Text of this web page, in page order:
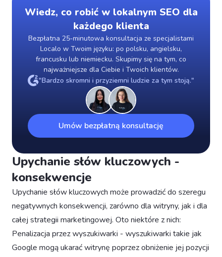
Wiedz, co robić w lokalnym SEO dla
każdego klienta
Bezpłatna 25-minutowa konsultacja ze specjalistami
Localo w Twoim języku: po polsku, angielsku,
francusku lub niemiecku. Skupimy się na tym, co
najważniejsze dla Ciebie i Twoich klientów.
"Bardzo skromni i przyziemni ludzie za tym stoją."
Umów bezpłatną konsultację
Upychanie słów kluczowych -
konsekwencje
Upychanie słów kluczowych może prowadzić do szeregu
negatywnych konsekwencji, zarówno dla witryny, jak i dla
całej strategii marketingowej. Oto niektóre z nich:
Penalizacja przez wyszukiwarki - wyszukiwarki takie jak
Google mogą ukarać witrynę poprzez obniżenie jej pozycji